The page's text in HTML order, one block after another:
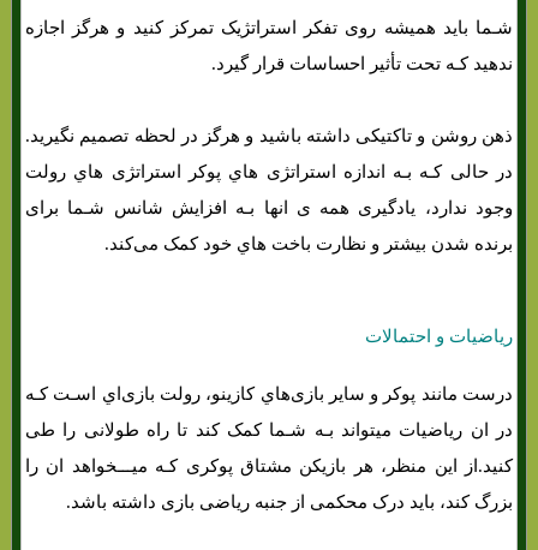
شـما باید همیشه روی تفکر استراتژیک تمرکز کنید و هرگز اجازه
ندهید کـه تحت تأثیر احساسات قرار گیرد.
ذهن روشن و تاکتیکی داشته باشید و هرگز در لحظه تصمیم نگیرید.
در حالی کـه بـه اندازه استراتژی هاي‌ پوکر استراتژی هاي‌ رولت
وجود ندارد، یادگیری همه ی انها بـه افزایش شانس شـما برای
برنده شدن بیشتر و نظارت باخت هاي‌ خود کمک می‌کند.
ریاضیات و احتمالات
درست مانند پوکر و سایر بازی‌هاي‌ کازینو، رولت بازی‌اي اسـت کـه
در ان ریاضیات میتواند بـه شـما کمک کند تا راه طولانی را طی
کنید.از این منظر، هر بازیکن مشتاق پوکری کـه میـــخواهد ان را
بزرگ کند، باید درک محکمی از جنبه ریاضی بازی داشته باشد.